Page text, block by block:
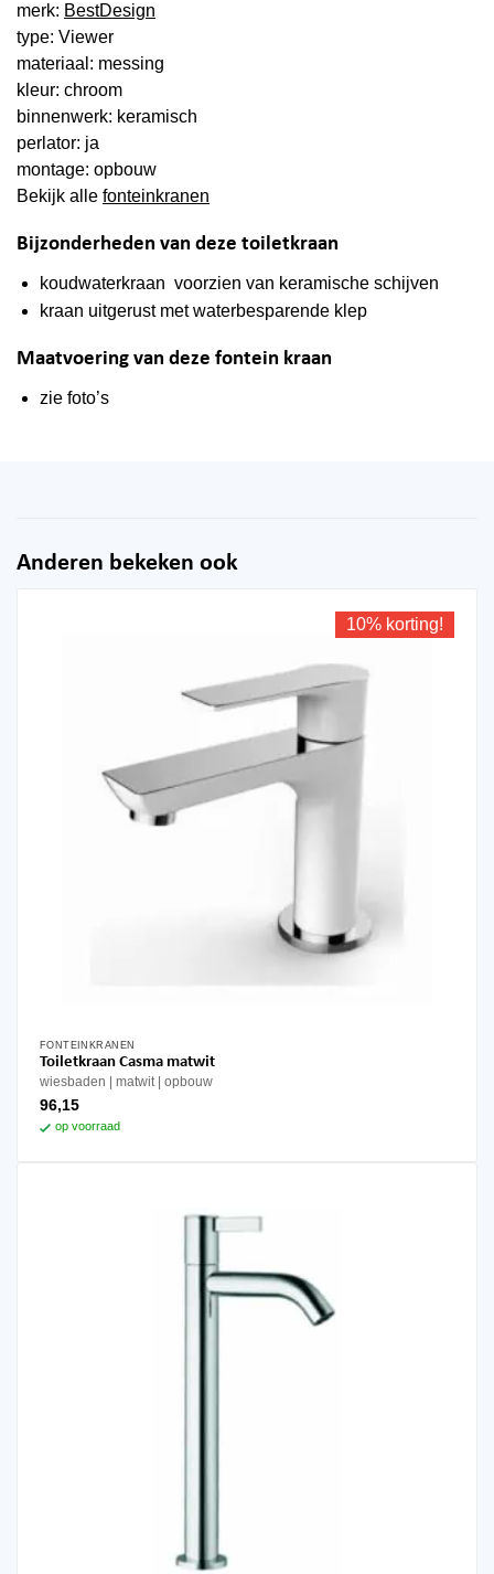
merk: BestDesign
type: Viewer
materiaal: messing
kleur: chroom
binnenwerk: keramisch
perlator: ja
montage: opbouw
Bekijk alle fonteinkranen
Bijzonderheden van deze toiletkraan
koudwaterkraan voorzien van keramische schijven
kraan uitgerust met waterbesparende klep
Maatvoering van deze fontein kraan
zie foto’s
Anderen bekeken ook
10% korting!
FONTEINKRANEN
Toiletkraan Casma matwit
wiesbaden matwit opbouw
96,15
op voorraad